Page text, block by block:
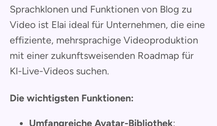
Sprachklonen und Funktionen von Blog zu
Video ist Elai ideal für Unternehmen, die eine
effiziente, mehrsprachige Videoproduktion
mit einer zukunftsweisenden Roadmap für
KI-Live-Videos suchen.
Die wichtigsten Funktionen:
Umfangreiche Avatar-Bibliothek: